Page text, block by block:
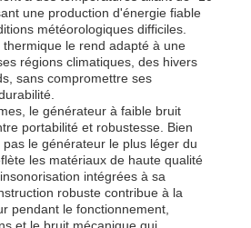
une production d'énergie fiable
météorologiques difficiles.
le rend adapté à une
régions climatiques, des hivers
sans compromettre ses
le générateur à faible bruit
portabilité et robustesse. Bien
le générateur le plus léger du
les matériaux de haute qualité
intégrées à sa
robuste contribue à la
pendant le fonctionnement,
et le bruit mécanique qui